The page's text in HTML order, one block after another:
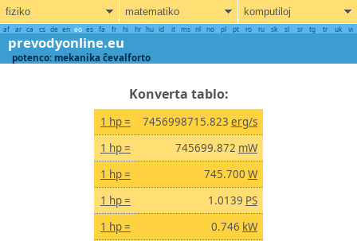
fiziko matematiko komputiloj
af ar ca cs de en eo es fa fr hi hr hu id it ms nl no pl pt ro ru sk sl sr tg tr uk vi
prevodyonline.eu
potenco: mekanika ĉevalforto
Konverta tablo:
1 hp = 7456998715.823 erg/s
1 hp =
745699.872 mW
1 hp =
745.700 W
1 hp =
1.0139 PS
1 hp =
0.746 kW